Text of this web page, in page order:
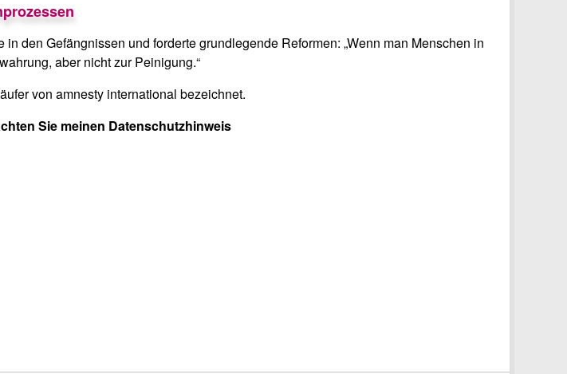
den Gefängnissen und forderte grundlegende Reformen: „Wenn man Menschen in
aber nicht zur Peinigung.“
von amnesty international bezeichnet.
Sie meinen Datenschutzhinweis